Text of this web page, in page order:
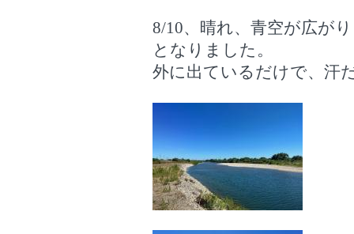
8/10、晴れ、青空が広が
となりました。
外に出ているだけで、汗